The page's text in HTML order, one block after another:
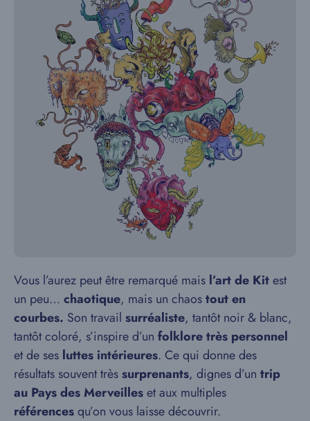
Vous l’aurez peut être remarqué mais l’art de Kitest
un peu… chaotique, mais un chaostout en
courbes. Son travail surréaliste, tantôt noir & blanc,
tantôt coloré, s’inspire d’un folklore très personnel
et de ses luttes intérieures. Ce qui donne des
résultats souvent trèssurprenants, dignes d’un trip
au Pays des Merveilleset aux multiples
référencesqu’on vous laisse découvrir.